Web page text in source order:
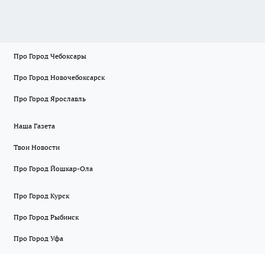
Про Город Чебоксары
Про Город Новочебоксарск
Про Город Ярославль
Наша Газета
Твои Новости
Про Город Йошкар-Ола
Про Город Курск
Про Город Рыбинск
Про Город Уфа